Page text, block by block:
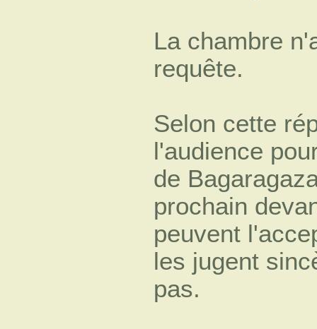
La chambre
requête.
Selon cette
l'audience
de
prochain
peuvent
les jugent
pas.